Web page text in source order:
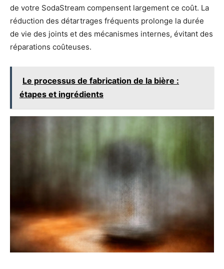
de votre SodaStream compensent largement ce coût. La
réduction des détartrages fréquents prolonge la durée
de vie des joints et des mécanismes internes, évitant des
réparations coûteuses.
Le processus de fabrication de la bière :
étapes et ingrédients